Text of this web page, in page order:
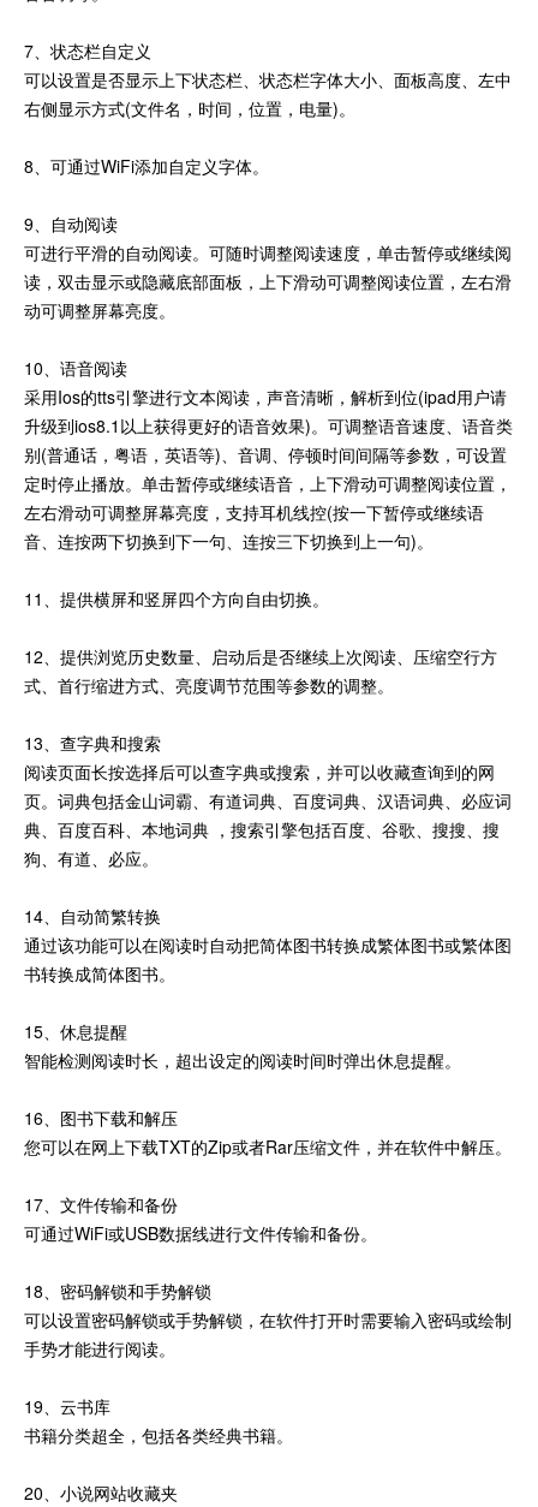
7、状态栏自定义
可以设置是否显示上下状态栏、状态栏字体大小、面板高度、左中
右侧显示方式(文件名，时间，位置，电量)。
8、可通过WiFi添加自定义字体。
9、自动阅读
可进行平滑的自动阅读。可随时调整阅读速度，单击暂停或继续阅
读，双击显示或隐藏底部面板，上下滑动可调整阅读位置，左右滑
动可调整屏幕亮度。
10、语音阅读
采用Ios的tts引擎进行文本阅读，声音清晰，解析到位(ipad用户请
升级到ios8.1以上获得更好的语音效果)。可调整语音速度、语音类
别(普通话，粤语，英语等)、音调、停顿时间间隔等参数，可设置
定时停止播放。单击暂停或继续语音，上下滑动可调整阅读位置，
左右滑动可调整屏幕亮度，支持耳机线控(按一下暂停或继续语
音、连按两下切换到下一句、连按三下切换到上一句)。
11、提供横屏和竖屏四个方向自由切换。
12、提供浏览历史数量、启动后是否继续上次阅读、压缩空行方
式、首行缩进方式、亮度调节范围等参数的调整。
13、查字典和搜索
阅读页面长按选择后可以查字典或搜索，并可以收藏查询到的网
页。词典包括金山词霸、有道词典、百度词典、汉语词典、必应词
典、百度百科、本地词典 ，搜索引擎包括百度、谷歌、搜搜、搜
狗、有道、必应。
14、自动简繁转换
通过该功能可以在阅读时自动把简体图书转换成繁体图书或繁体图
书转换成简体图书。
15、休息提醒
智能检测阅读时长，超出设定的阅读时间时弹出休息提醒。
16、图书下载和解压
您可以在网上下载TXT的Zip或者Rar压缩文件，并在软件中解压。
17、文件传输和备份
可通过WiFi或USB数据线进行文件传输和备份。
18、密码解锁和手势解锁
可以设置密码解锁或手势解锁，在软件打开时需要输入密码或绘制
手势才能进行阅读。
19、云书库
书籍分类超全，包括各类经典书籍。
20、小说网站收藏夹